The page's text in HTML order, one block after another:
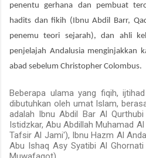
penentu gerhana dan pembuat
hadits dan fikih (Ibnu Abdil Barr,
penemu teori sejarah), dan ahli
penjelajah Andalusia menginjakkan
abad sebelum Christopher Colombus.
Beberapa ulama yang fiqih,
dibutuhkan oleh umat Islam,
adalah Ibnu Abdil Bar Al
Istidzkar, Abu Abdillah Muhamad
Tafsir Al Jami'), Ibnu Hazm Al
Abu Ishaq Asy Syatibi Al